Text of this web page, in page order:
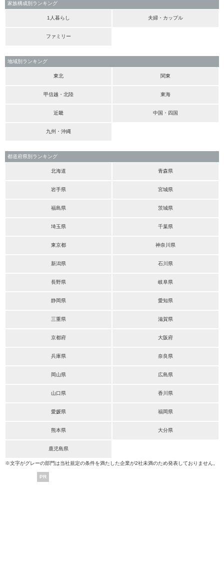
家族構成別ランキング
1人暮らし 夫婦・カップル
ファミリー
地域別ランキング
東北 関東
甲信越・北陸 東海
近畿 中国・四国
九州・沖縄
都道府県別ランキング
北海道 青森県
岩手県 宮城県
福島県 茨城県
埼玉県 千葉県
東京都 神奈川県
新潟県 石川県
長野県 岐阜県
静岡県 愛知県
三重県 滋賀県
京都府 大阪府
兵庫県 奈良県
岡山県 広島県
山口県 香川県
愛媛県 福岡県
熊本県 大分県
鹿児島県
※文字がグレーの部門は当社規定の条件を満たした企業が2社未満のため発表しておりません。
PR